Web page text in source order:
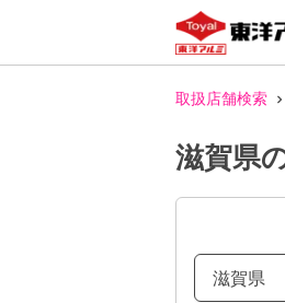
取扱店舗検索
滋賀県
滋賀県